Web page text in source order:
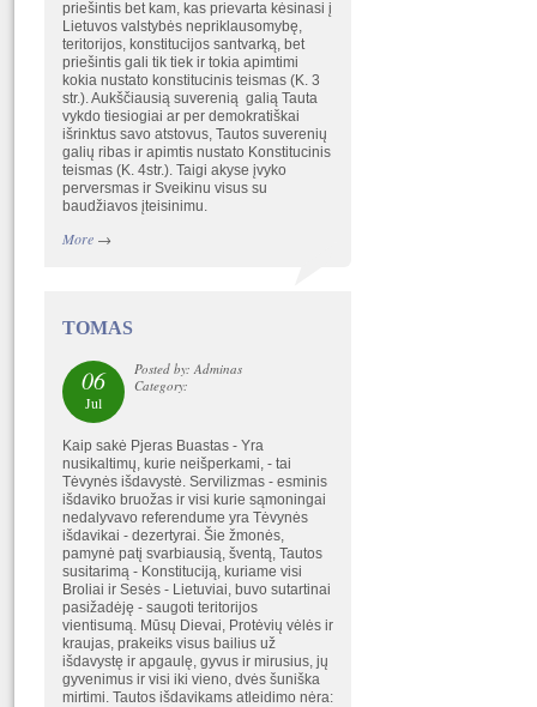
priešintis bet kam, kas prievarta kėsinasi į
Lietuvos valstybės nepriklausomybę,
teritorijos, konstitucijos santvarką, bet
priešintis gali tik tiek ir tokia apimtimi
kokia nustato konstitucinis teismas (K. 3
str.). Aukščiausią suverenią galią Tauta
vykdo tiesiogiai ar per demokratiškai
išrinktus savo atstovus, Tautos suverenių
galių ribas ir apimtis nustato Konstitucinis
teismas (K. 4str.). Taigi akyse įvyko
perversmas ir Sveikinu visus su
baudžiavos įteisinimu.
More→
TOMAS
06
Jul
Posted by: Adminas
Category:
Kaip sakė Pjeras Buastas - Yra
nusikaltimų, kurie neišperkami, - tai
Tėvynės išdavystė. Servilizmas - esminis
išdaviko bruožas ir visi kurie sąmoningai
nedalyvavo referendume yra Tėvynės
išdavikai - dezertyrai. Šie žmonės,
pamynė patį svarbiausią, šventą, Tautos
susitarimą - Konstituciją, kuriame visi
Broliai ir Sesės - Lietuviai, buvo sutartinai
pasižadėję - saugoti teritorijos
vientisumą. Mūsų Dievai, Protėvių vėlės ir
kraujas, prakeiks visus bailius už
išdavystę ir apgaulę, gyvus ir mirusius, jų
gyvenimus ir visi iki vieno, dvės šuniška
mirtimi. Tautos išdavikams atleidimo nėra: